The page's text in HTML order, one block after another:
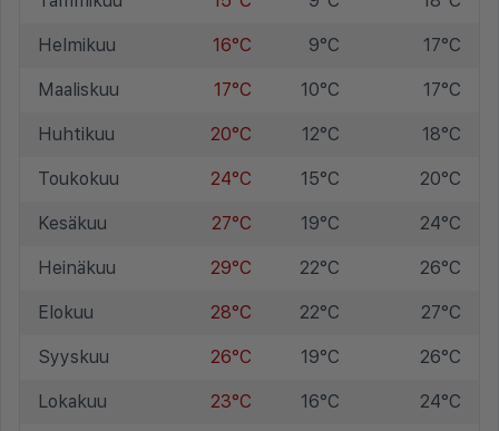
Helmikuu 16°C 9°C 17°C
Maaliskuu 17°C 10°C 17°C
Huhtikuu 20°C 12°C 18°C
Toukokuu 24°C 15°C 20°C
Kesäkuu 27°C 19°C 24°C
Heinäkuu 29°C 22°C 26°C
Elokuu 28°C 22°C 27°C
Syyskuu 26°C 19°C 26°C
Lokakuu 23°C 16°C 24°C